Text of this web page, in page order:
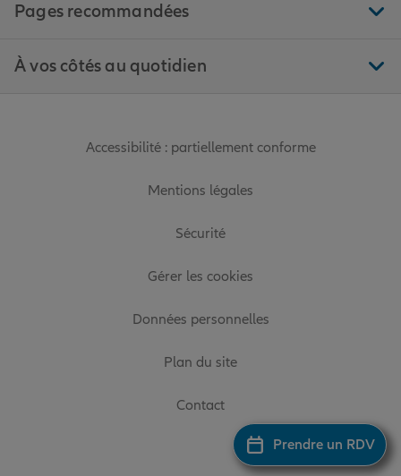
Prendre un RDV
Pages recommandées
À vos côtés au quotidien
Accessibilité : partiellement conforme
Mentions légales
Sécurité
Gérer les cookies
Données personnelles
Plan du site
Contact